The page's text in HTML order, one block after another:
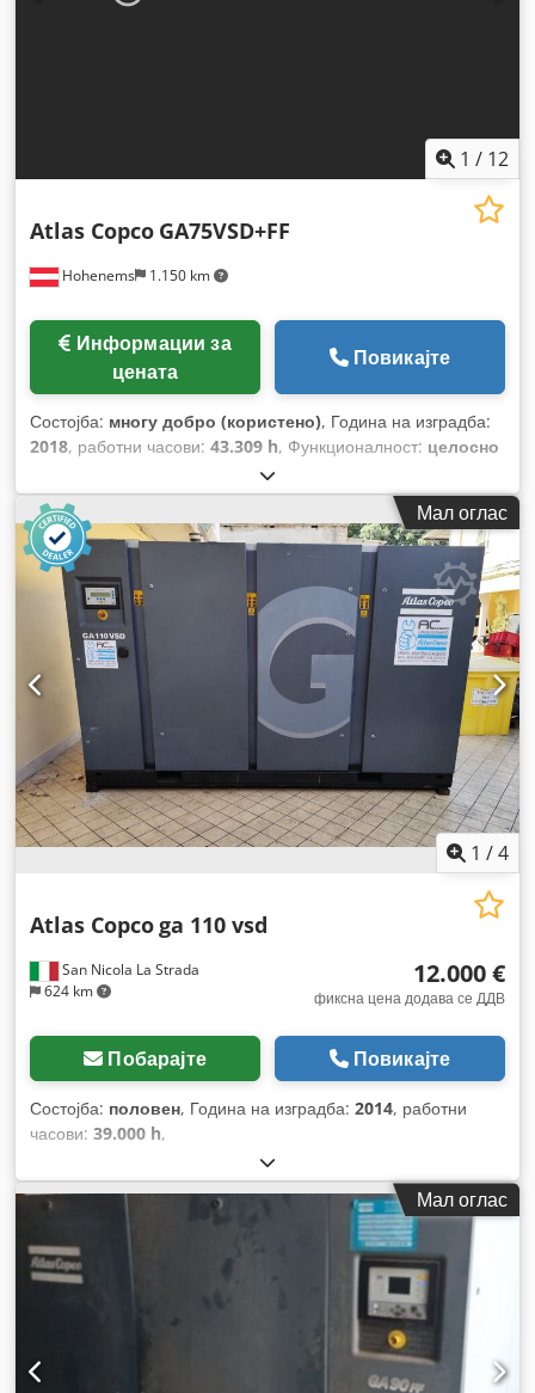
1 / 12
Hohenems 1.150 km
Atlas Copco GA75VSD+FF
цената
Повикајте
Состојба: многу добро (користено), Година на изградба:
2018, работни часови: 43.309 h, Функционалност: целосно
Мал оглас
1 /4
San Nicola La Strada
624 km
Atlas Copcoga 110 vsd
12.000 €
фиксна цена додава се ДДВ
Побарајте Повикајте
Состојба: половен, Година на изградба: 2014, работни
часови: 39.000 h,
Мал оглас